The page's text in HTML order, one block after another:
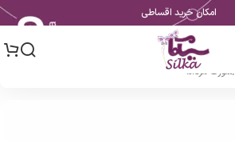
امکان خرید اقساطی
/شورت مردانه